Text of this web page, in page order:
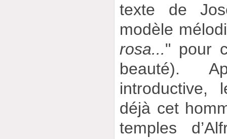
texte de
modèle
rosa..." pour
beauté).
introductive,
déjà cet
temples